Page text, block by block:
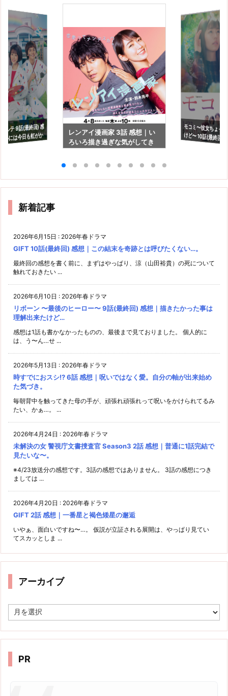
ルテ 9話(最終回) 感
には今日も虹がか
レンアイ漫画家 3話 感想｜い
ろいろ描き過ぎな気がしてき
たなぁ。
モコミ〜彼女ちょっ
けど〜 10話(最終回)
ミーは捨てられた
新着記事
2026年6月15日 : 2026年春ドラマ
GIFT 10話(最終回) 感想｜この結末を奇跡とは呼びたくない…。
最終回の感想を書く前に、まずはやっぱり、涼（山田裕貴）の死について
触れておきたい ...
2026年6月10日 : 2026年春ドラマ
リボーン 〜最後のヒーロー〜 9話(最終回) 感想｜描きたかった事は
理解出来たけど…
感想は1話も書かなかったものの、最後まで見ておりました。 個人的に
は、う〜ん…せ ...
2026年5月13日 : 2026年春ドラマ
時すでにおスシ!? 6話 感想｜呪いではなく愛。自分の軸が出来始め
た気づき。
毎朝背中を触ってきた母の手が、頑張れ頑張れって呪いをかけられてるみ
たい、かぁ…。 ...
2026年4月24日 : 2026年春ドラマ
未解決の女 警視庁文書捜査官 Season3 2話 感想｜普通に1話完結で
見たいな〜。
※4/23放送分の感想です。3話の感想ではありません。 3話の感想につき
ましては ...
2026年4月20日 : 2026年春ドラマ
GIFT 2話 感想｜一番星と褐色矮星の邂逅
いやぁ、面白いですね〜…。 仮説が立証される展開は、やっぱり見てい
てスカッとしま ...
アーカイブ
ー
イ
PR